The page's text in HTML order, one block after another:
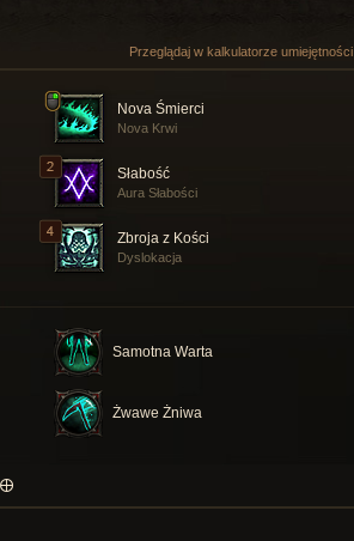
Przeglądaj w kalkulatorze umiejętności
Nova Śmierci
Nova Krwi
Słabość
Aura Słabości
Zbroja z Kości
Dyslokacja
Samotna Warta
Żwawe Żniwa